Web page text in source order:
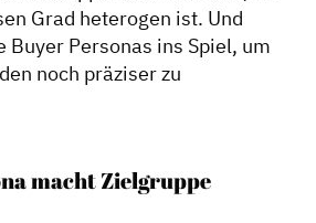
Grad heterogen ist. Und
Buyer Personas ins Spiel, um
noch präziser zu
macht Zielgruppe